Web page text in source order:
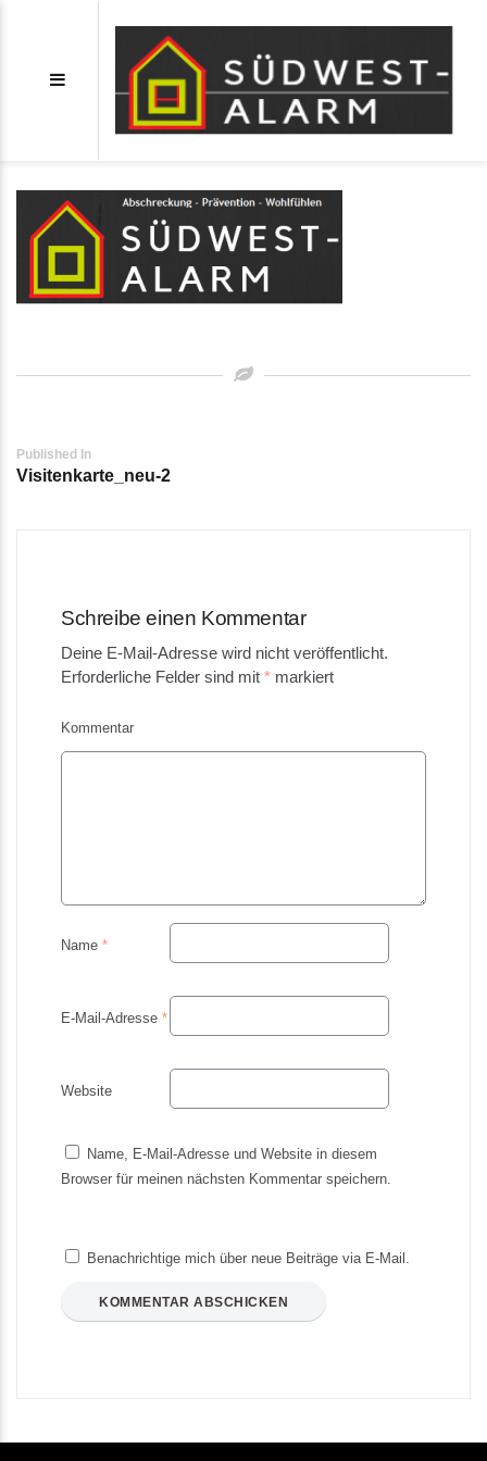
Visitenkarte_neu-2
Post
navigation
Published In
Visitenkarte_neu-2
Schreibe einen Kommentar
Deine E-Mail-Adresse wird nicht veröffentlicht.
Erforderliche Felder sind mit * markiert
Kommentar
Name *
E-Mail-Adresse *
Website
Name, E-Mail-Adresse und Website in diesem
Browser für meinen nächsten Kommentar speichern.
Benachrichtige mich über neue Beiträge via E-Mail.